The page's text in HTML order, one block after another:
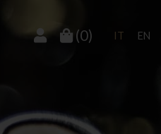
(0) IT EN